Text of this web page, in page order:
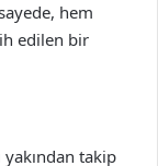
hem
edilen bir
yakından takip